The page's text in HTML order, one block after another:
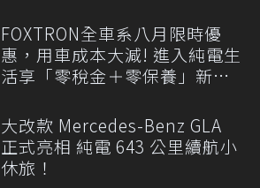
FOXTRON全車系八月限時優
惠，用車成本大減! 進入純電生
活享「零稅金＋零保養」新時
大改款 Mercedes-Benz GLA
正式亮相 純電 643 公里續航小
休旅！